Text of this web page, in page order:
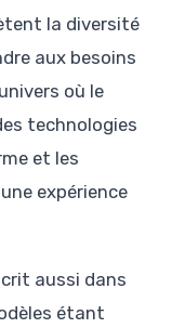
la diversité
aux besoins
où le
technologies
et les
expérience
aussi dans
étant